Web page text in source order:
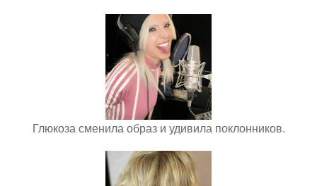
Глюкоза сменила образ и удивила поклонников.